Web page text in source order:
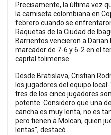
Precisamente, la última vez
la camiseta colombiana en
febrero cuando se
Raquetas de la Ciudad de
Barrientos vencieron a
marcador de 7-6 y 6-2 en el
capital tolimense.
Desde Bratislava, Cristian
los jugadores del equipo
tres de los cinco jugadores
potente. Considero que una
cancha es muy lenta, no es
pero tienen a Molcan, quien
lentas", destacó.